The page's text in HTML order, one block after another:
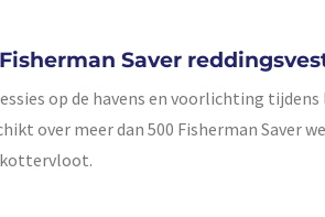
Saver
op de havens en voorlichting
over meer dan 500 Fisherman Saver
kottervloot.